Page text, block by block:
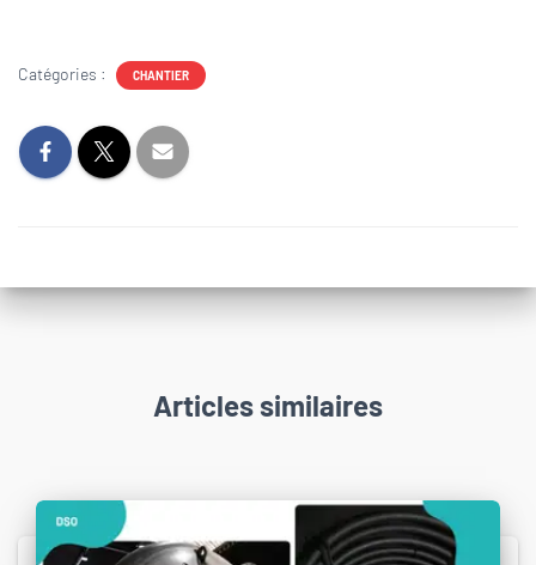
Catégories : CHANTIER
Articles similaires